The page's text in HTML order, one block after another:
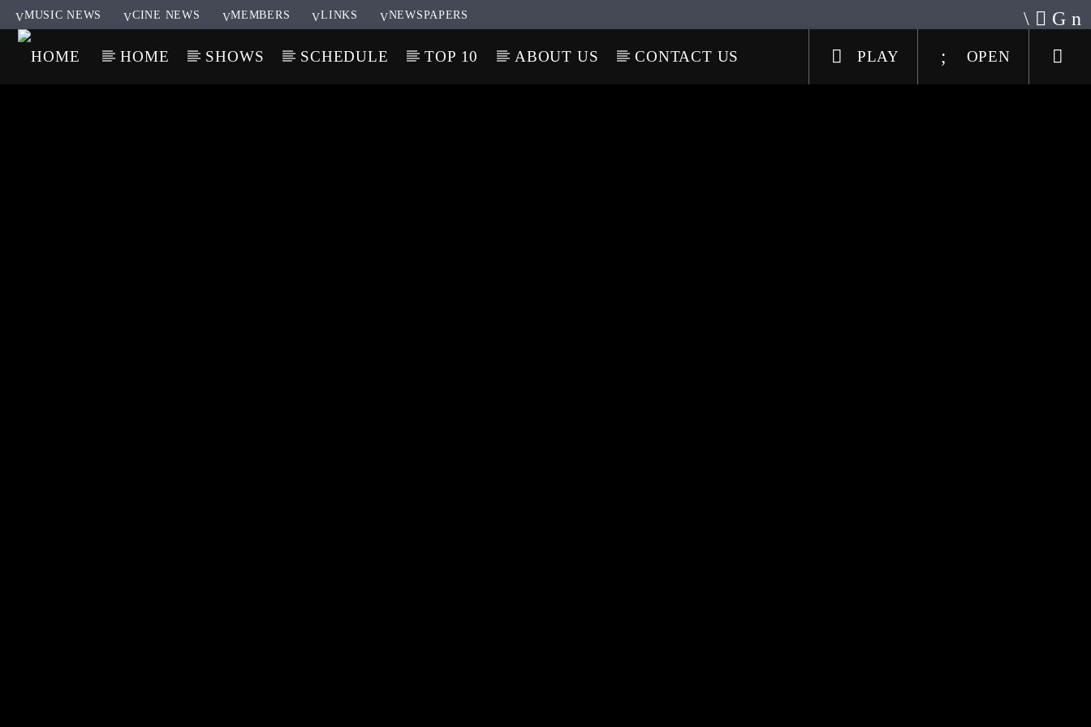
MUSIC NEWS CINE NEWS MEMBERS LINKS NEWSPAPERS
HOME SHOWS SCHEDULE TOP 10 ABOUT US CONTACT US OPEN
PLAY